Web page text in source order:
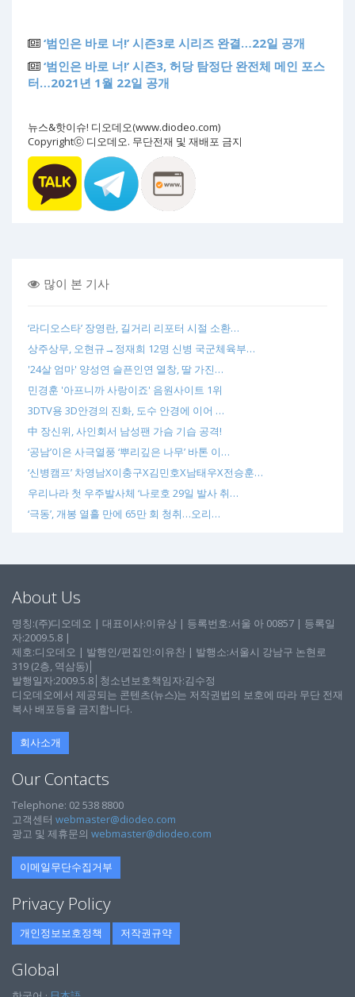
‘범인은 바로 너!’ 시즌3로 시리즈 완결…22일 공개
‘범인은 바로 너!’ 시즌3, 허당 탐정단 완전체 메인 포스
터…2021년 1월 22일 공개
뉴스&핫이슈! 디오데오(www.diodeo.com)
Copyrightⓒ 디오데오. 무단전재 및 재배포 금지
많이 본 기사
‘라디오스타’ 장영란, 길거리 리포터 시절 소환…
상주상무, 오현규→정재희 12명 신병 국군체육부…
'24살 엄마' 양성연 슬픈인연 열창, 딸 가진…
민경훈 '아프니까 사랑이죠' 음원사이트 1위
3DTV용 3D안경의 진화, 도수 안경에 이어 …
中 장신위, 사인회서 남성팬 가슴 기습 공격!
‘공남’이은 사극열풍 ‘뿌리깊은 나무’ 바톤 이…
‘신병캠프’ 차영남X이충구X김민호X남태우X전승훈…
우리나라 첫 우주발사체 ‘나로호 29일 발사 취…
‘극동’, 개봉 열흘 만에 65만 회 청취…오리…
About Us
명칭:(주)디오데오 | 대표이사:이유상 | 등록번호:서울 아 00857 | 등록일
자:2009.5.8 |
제호:디오데오 | 발행인/편집인:이유찬 | 발행소:서울시 강남구 논현로
319 (2층, 역삼동)│
발행일자:2009.5.8│청소년보호책임자:김수정
디오데오에서 제공되는 콘텐츠(뉴스)는 저작권법의 보호에 따라 무단 전재
복사 배포등을 금지합니다.
회사소개
Our Contacts
Telephone: 02 538 8800
고객센터 webmaster@diodeo.com
광고 및 제휴문의 webmaster@diodeo.com
이메일무단수집거부
Privacy Policy
개인정보보호정책 저작권규약
Global